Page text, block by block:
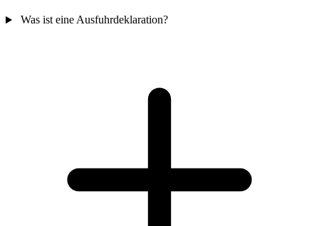
Was ist eine Ausfuhrdeklaration?